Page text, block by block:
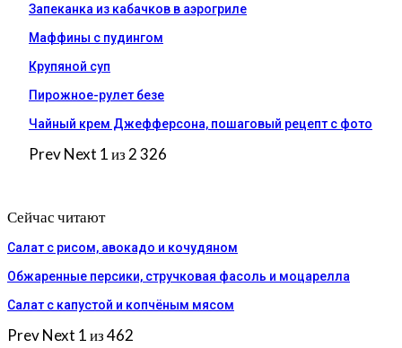
Запеканка из кабачков в аэрогриле
Маффины с пудингом
Крупяной суп
Пирожное-рулет безе
Чайный крем Джефферсона, пошаговый рецепт с фото
PrevNext 1 из 2 326
Сейчас читают
Салат с рисом, авокадо и кочудяном
Обжаренные персики, стручковая фасоль и моцарелла
Салат с капустой и копчёным мясом
PrevNext 1 из 462